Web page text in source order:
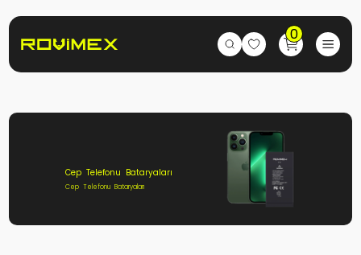
0
Cep Telefonu Bataryaları
Cep Telefonu Bataryaları